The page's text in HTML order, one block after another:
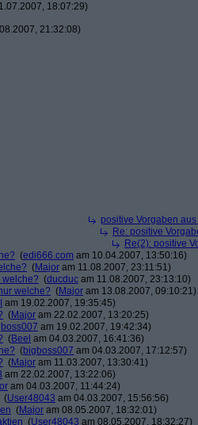
18:07:29)
21:32:08)
positive Vorgaben
Re: positive
Re(2): positive
(edi666.com am 10.04.2007, 13:50:16)
(Major am 11.08.2007, 23:11:51)
welche? (ducduc am 11.08.2007, 23:13:10)
welche? (Major am 13.08.2007, 09:10:21)
am 19.02.2007, 19:35:45)
(Major am 22.02.2007, 13:20:25)
am 19.02.2007, 19:42:34)
(Beel am 04.03.2007, 16:41:36)
(bigboss007 am 04.03.2007, 17:12:57)
(Major am 11.03.2007, 13:30:41)
am 22.02.2007, 13:22:06)
am 04.03.2007, 11:44:24)
(User48043 am 04.03.2007, 15:56:56)
(Major am 08.05.2007, 18:32:01)
(User48043 am 08.05.2007, 18:32:27)